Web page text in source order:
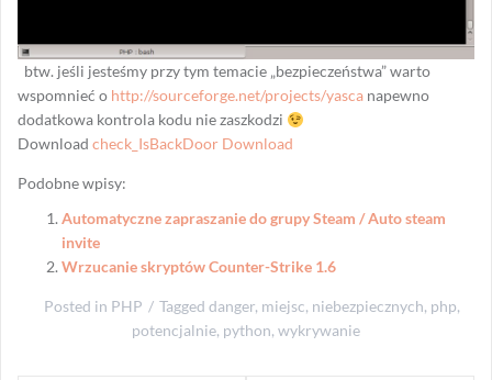
btw. jeśli jesteśmy przy tym temacie „bezpieczeństwa” warto
wspomnieć o http://sourceforge.net/projects/yasca napewno
dodatkowa kontrola kodu nie zaszkodzi
Download check_IsBackDoor Download
Podobne wpisy:
Automatyczne zapraszanie do grupy Steam / Auto steam
invite
Wrzucanie skryptów Counter-Strike 1.6
Posted in PHP Tagged danger, miejsc, niebezpiecznych, php,
potencjalnie, python, wykrywanie